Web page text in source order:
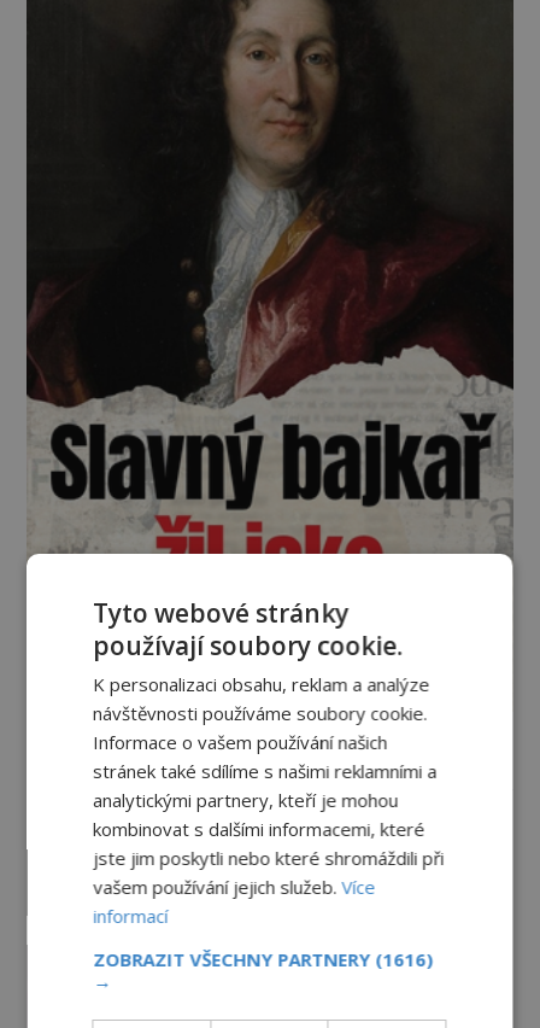
Vesmír a technologie
Co zachycují tajemné snímky
Marsu? Je na něm přeci jen voda?
PREMIUM 7.8.2026 1.6TIS
Podivné události roku 2023: Jsou
Američané v obležení UFO?
Tyto webové stránky
používají soubory cookie.
K personalizaci obsahu, reklam a analýze
návštěvnosti používáme soubory cookie.
Informace o vašem používání našich
stránek také sdílíme s našimi reklamními a
analytickými partnery, kteří je mohou
kombinovat s dalšími informacemi, které
jste jim poskytli nebo které shromáždili při
vašem používání jejich služeb.Více
informací
ZOBRAZIT VŠECHNY PARTNERY (1616)
→